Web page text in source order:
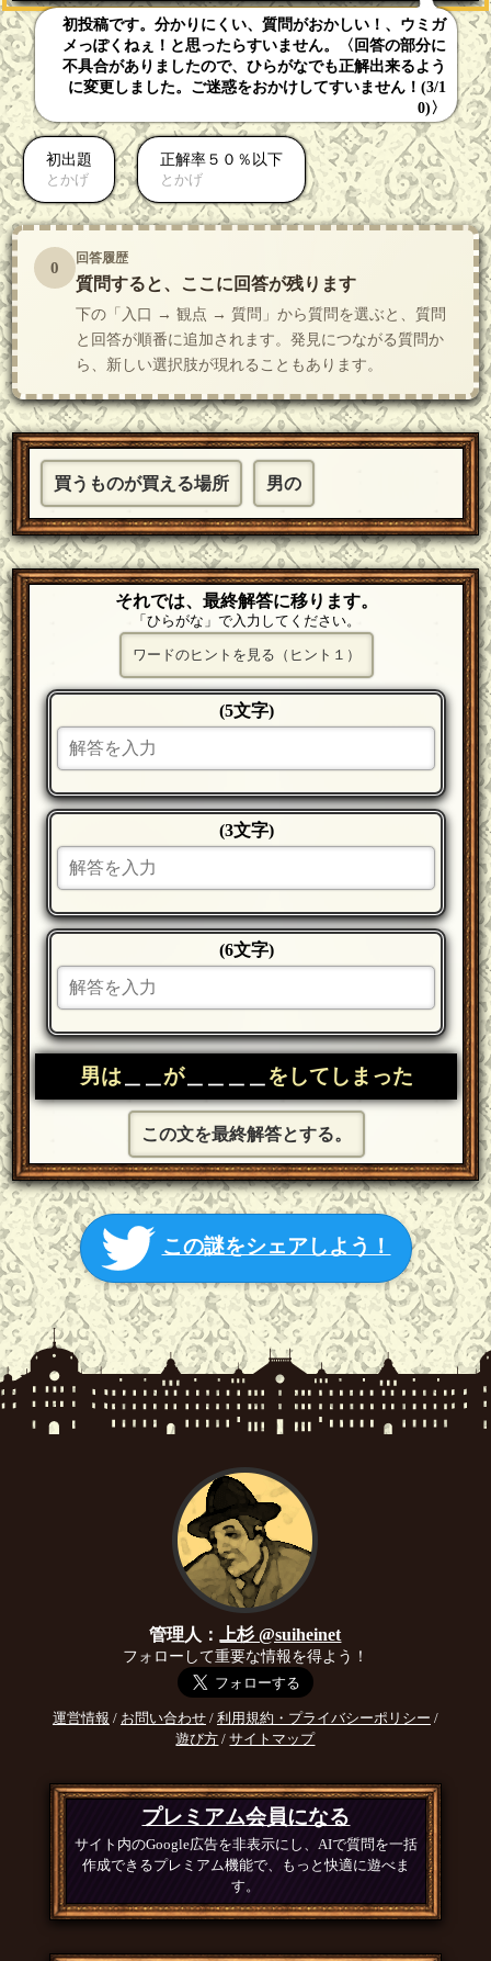
初投稿です。分かりにくい、質問がおかしい！、ウミガ
メっぽくねぇ！と思ったらすいません。〈回答の部分に
不具合がありましたので、ひらがなでも正解出来るよう
に変更しました。ご迷惑をおかけしてすいません！(3/1
0)〉
初出題
とかげ
正解率５０％以下
とかげ
0 回答履歴
質問すると、ここに回答が残ります
下の「入口 → 観点 → 質問」から質問を選ぶと、質問
と回答が順番に追加されます。発見につながる質問か
ら、新しい選択肢が現れることもあります。
買うものが買える場所 男の
それでは、最終解答に移ります。
「ひらがな」で入力してください。
ワードのヒントを見る（ヒント１）
(5文字)
(3文字)
(6文字)
男は＿＿ が＿＿ をしてしまった
この文を最終解答とする。
この謎をシェアしよう！
管理人：上杉 @suiheinet
フォローして重要な情報を得よう！
運営情報 / お問い合わせ/ 利用規約・プライバシーポリシー /
遊び方 /サイトマップ
プレミアム会員になる
サイト内のGoogle広告を非表示にし、AIで質問を一括
作成できるプレミアム機能で、もっと快適に遊べま
す。